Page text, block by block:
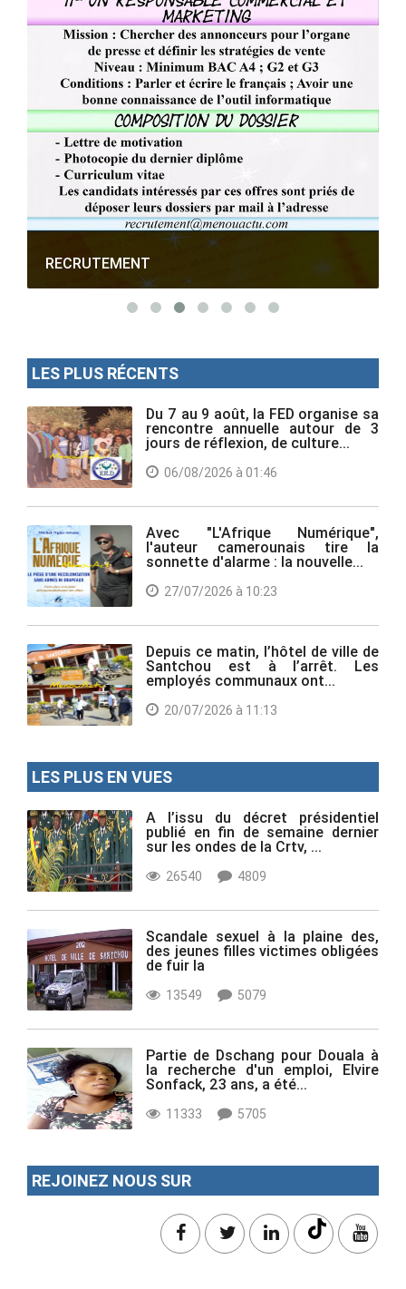
RECRUTEMENT
LES PLUS RÉCENTS
Du 7 au 9 août, la FED organise sa
rencontre annuelle autour de 3
jours de réflexion, de culture...
06/08/2026 à 01:46
Avec "L'Afrique Numérique",
l'auteur camerounais tire la
sonnette d'alarme : la nouvelle...
27/07/2026 à 10:23
Depuis ce matin, l’hôtel de ville de
Santchou est à l’arrêt. Les
employés communaux ont...
20/07/2026 à 11:13
LES PLUS EN VUES
A l’issu du décret présidentiel
publié en fin de semaine dernier
sur les ondes de la Crtv, ...
26540 4809
Scandale sexuel à la plaine des,
des jeunes filles victimes obligées
de fuir la
13549 5079
Partie de Dschang pour Douala à
la recherche d'un emploi, Elvire
Sonfack, 23 ans, a été...
11333 5705
REJOINEZ NOUS SUR